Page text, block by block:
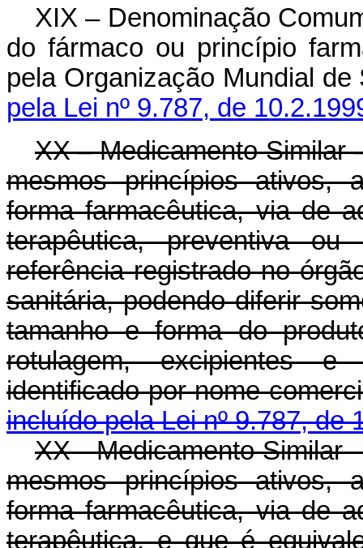
XIX – Denominação
do fármaco ou princípio
pela Organização Mundial de
pela Lei nº 9.787, de
XX – Medicamento Similar
mesmos princípios ativos,
forma farmacêutica, via de
terapêutica, preventiva
referência registrado no
sanitária, podendo diferir
tamanho e forma do
rotulagem, excipientes
identificado por nome
incluído pela Lei nº 9.787, de
XX - Medicamento Similar
mesmos princípios ativos,
forma farmacêutica, via de
terapêutica, e que é